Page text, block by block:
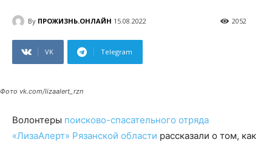
By ПРОЖИЗНЬ.ОНЛАЙН 15.08.2022 2052
VK Telegram
Фото vk.com/lizaalert_rzn
Волонтеры поисково-спасательного отряда
«ЛизаАлерт» Рязанской области рассказали о том, как